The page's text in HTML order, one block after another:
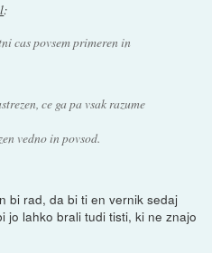
:
cas povsem primeren in
ce ga pa vsak razume
vedno in povsod.
bi rad, da bi ti en vernik sedaj
jo lahko brali tudi tisti, ki ne znajo